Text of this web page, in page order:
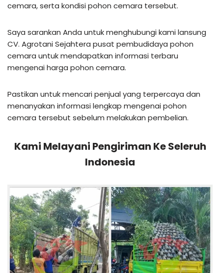
cemara, serta kondisi pohon cemara tersebut.
Saya sarankan Anda untuk menghubungi kami lansung
CV. Agrotani Sejahtera pusat pembudidaya pohon
cemara untuk mendapatkan informasi terbaru
mengenai harga pohon cemara.
Pastikan untuk mencari penjual yang terpercaya dan
menanyakan informasi lengkap mengenai pohon
cemara tersebut sebelum melakukan pembelian.
Kami Melayani Pengiriman Ke Seleruh
Indonesia